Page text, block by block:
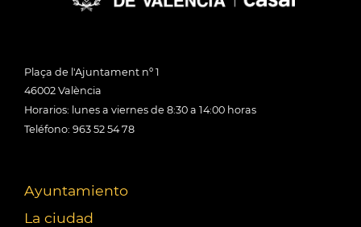
Plaça de l'Ajuntament nº 1
46002 València
Horarios: lunes a viernes de 8:30 a 14:00 horas
Teléfono: 963 52 54 78
Ayuntamiento
La ciudad